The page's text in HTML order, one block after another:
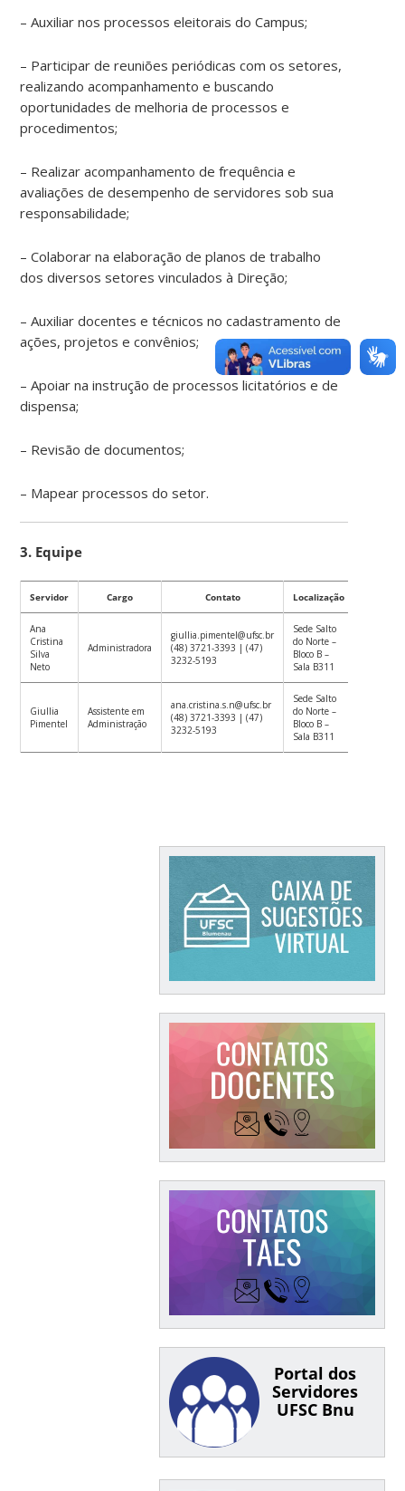
– Auxiliar nos processos eleitorais do Campus;
– Participar de reuniões periódicas com os setores,
realizando acompanhamento e buscando
oportunidades de melhoria de processos e
procedimentos;
– Realizar acompanhamento de frequência e
avaliações de desempenho de servidores sob sua
responsabilidade;
– Colaborar na elaboração de planos de trabalho
dos diversos setores vinculados à Direção;
– Auxiliar docentes e técnicos no cadastramento de
ações, projetos e convênios;
– Apoiar na instrução de processos licitatórios e de
dispensa;
– Revisão de documentos;
– Mapear processos do setor.
3. Equipe
Servidor Cargo Contato Localização
Ana
Cristina
Silva
Neto
Administradora
giullia.pimentel@ufsc.br
(48) 3721-3393 | (47)
3232-5193
Sede Salto
do Norte –
Bloco B –
Sala B311
Giullia
Pimentel
Assistente em
Administração
ana.cristina.s.n@ufsc.br
(48) 3721-3393 | (47)
3232-5193
Sede Salto
do Norte –
Bloco B –
Sala B311
Portal dos
Servidores
UFSC Bnu